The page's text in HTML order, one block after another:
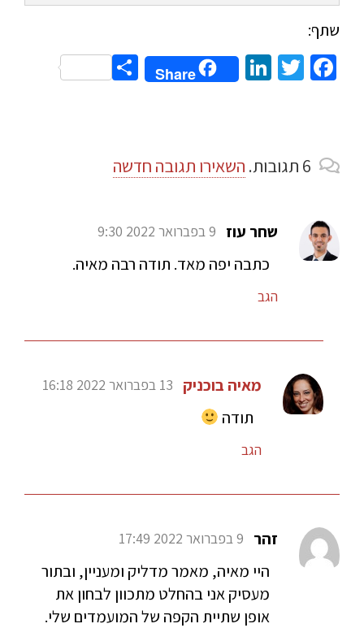
שתף:
Facebook
Twitter
LinkedIn
Share
Share
6 תגובות. השאירו תגובה חדשה
שחר עוז 9 בפברואר 2022 9:30
כתבה יפה מאד. תודה רבה מאיה.
הגב
מאיה בוכניק 13 בפברואר 2022 16:18
תודה
הגב
זהר 9 בפברואר 2022 17:49
היי מאיה, מאמר מדליק ומעניין, ובתור
מעסיק אני בהחלט מתכוון לבחון את
אופן שתיית הקפה של המועמדים שלי.